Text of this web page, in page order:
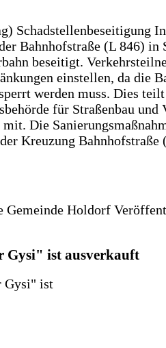
Schadstellenbeseitigung
Bahnhofstraße (L 846) in
beseitigt.
einstellen, da die
werden muss. Dies
für Straßenbau und
Die
Kreuzung Bahnhofstraße
Gemeinde Holdorf
Gysi" ist ausverkauft